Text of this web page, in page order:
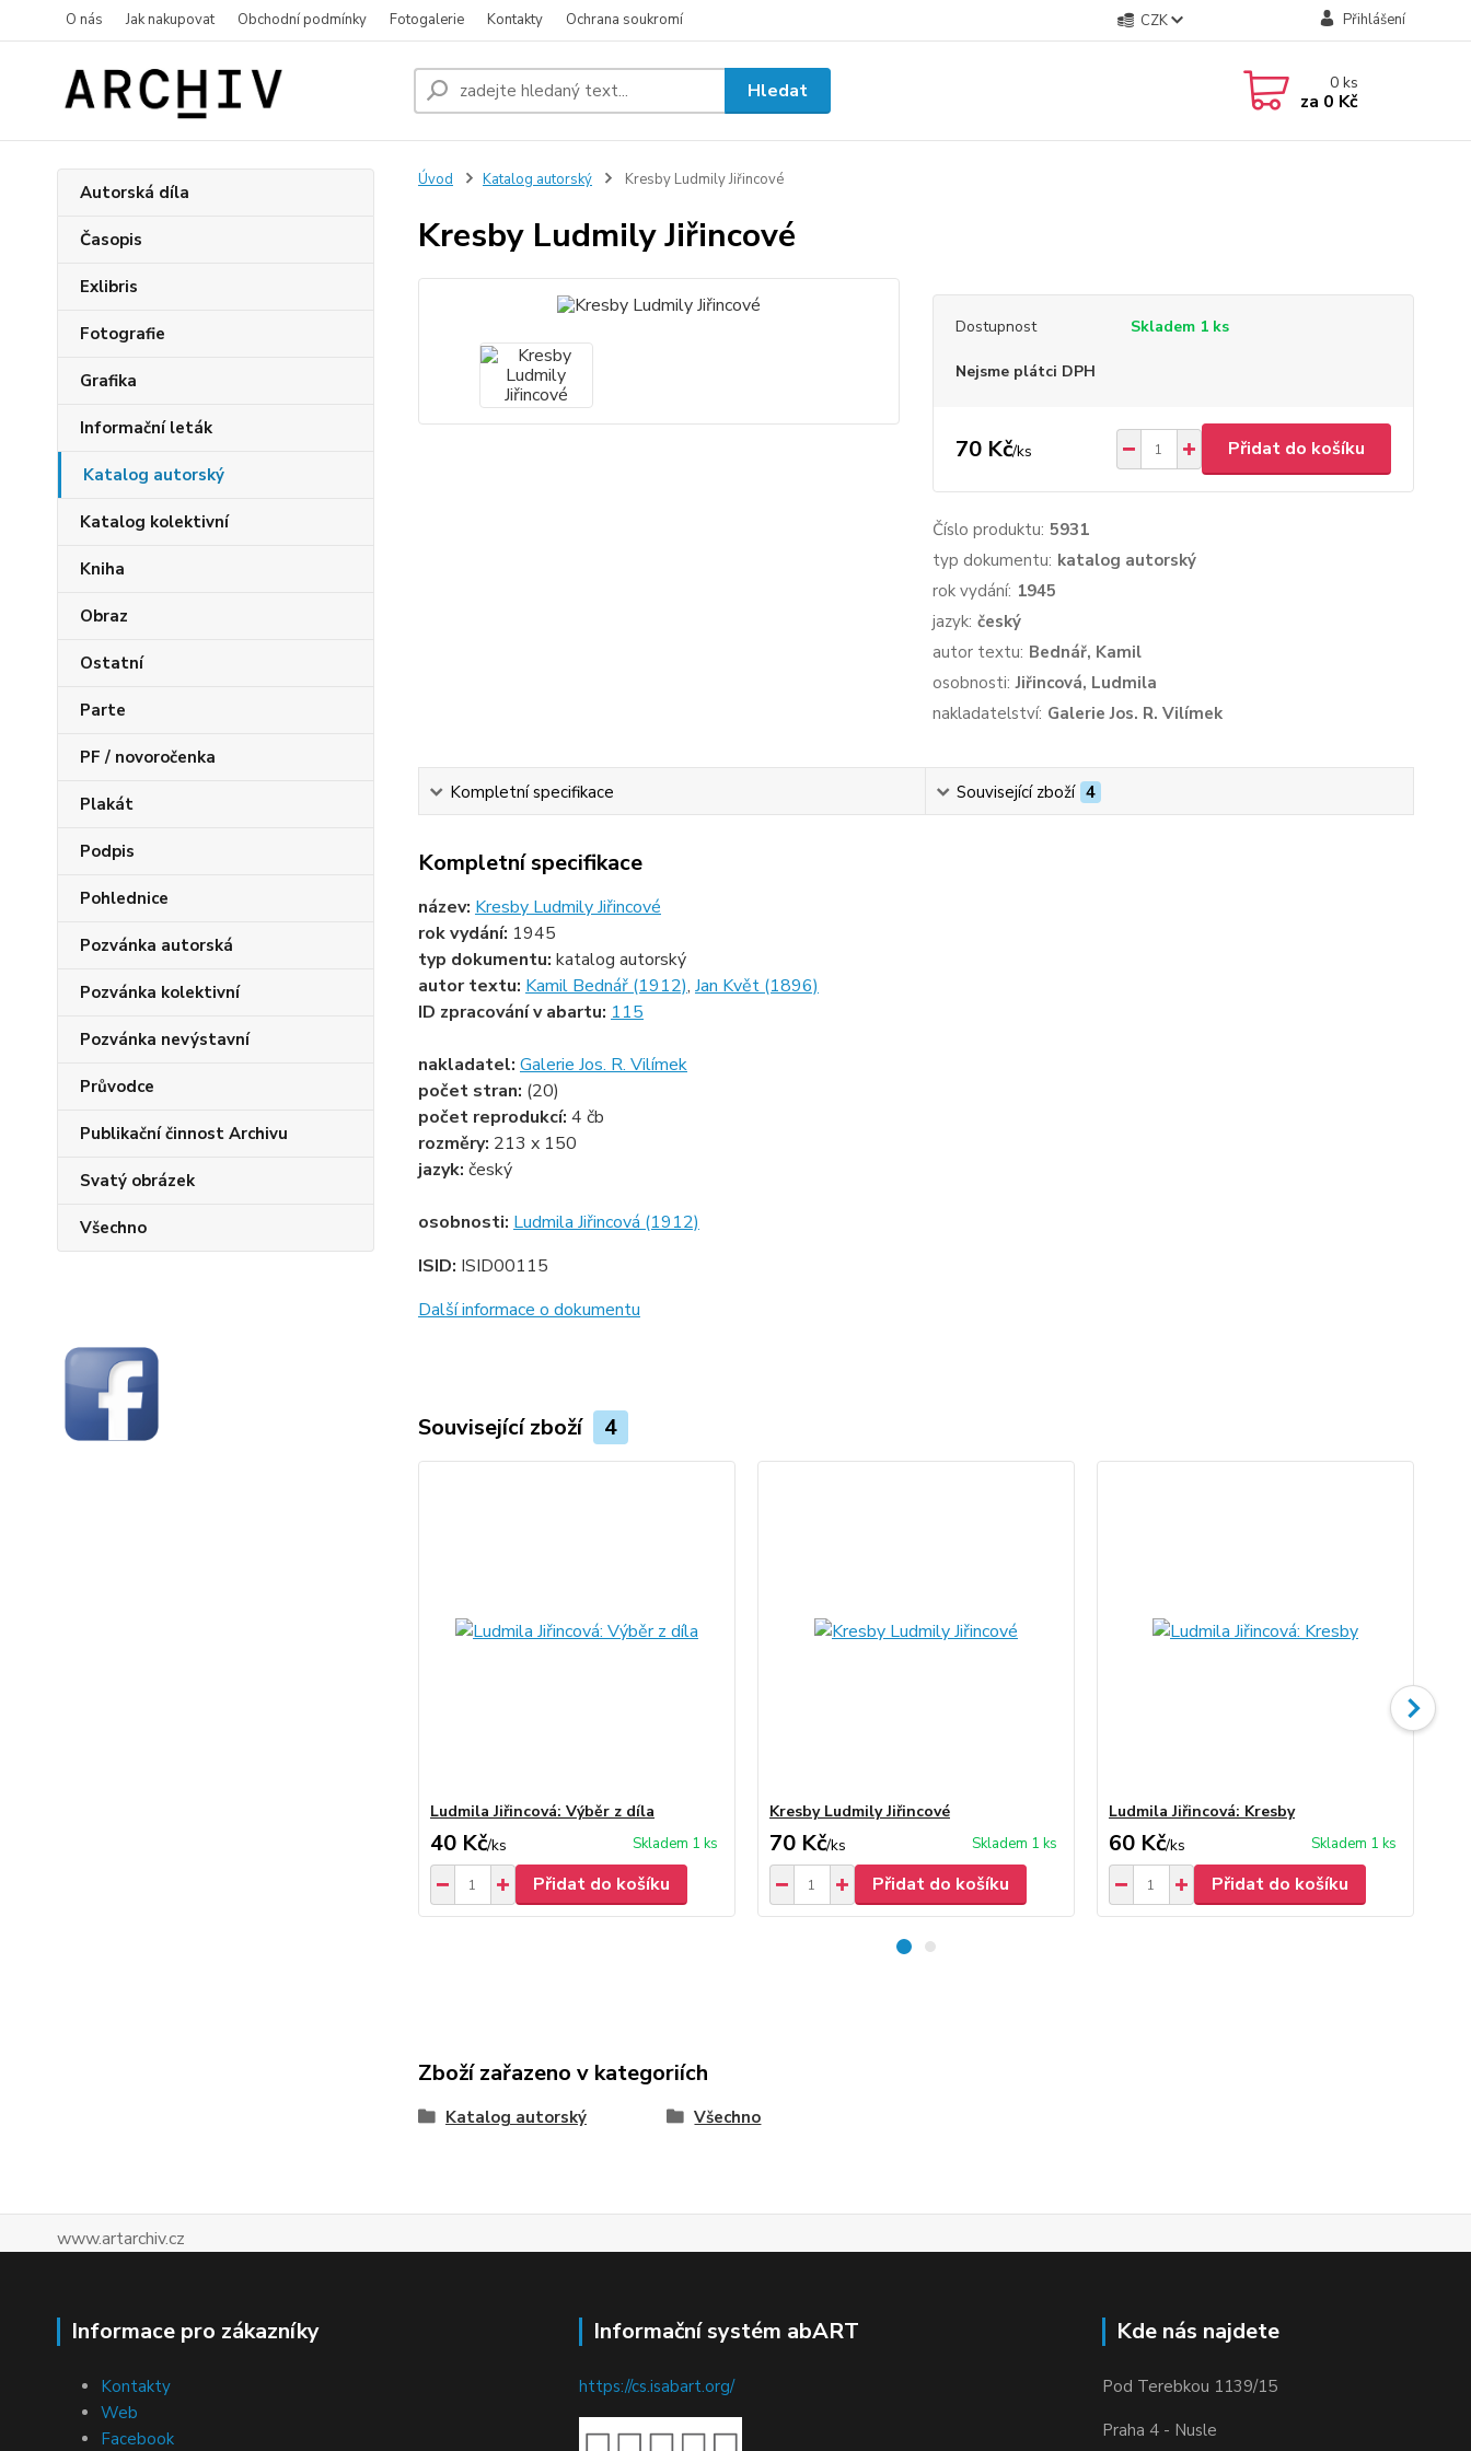
O nás Jak nakupovat Obchodní podmínky Fotogalerie Kontakty Ochrana soukromí CZK Přihlášení
Hledat 0ks
za 0 Kč
Autorská díla
Časopis
Exlibris
Fotografie
Grafika
Informační leták
Katalog autorský
Katalog kolektivní
Kniha
Obraz
Ostatní
Parte
PF / novoročenka
Plakát
Podpis
Pohlednice
Pozvánka autorská
Pozvánka kolektivní
Pozvánka nevýstavní
Průvodce
Publikační činnost Archivu
Svatý obrázek
Všechno
Úvod Katalog autorský Kresby Ludmily Jiřincové
Kresby Ludmily Jiřincové
Dostupnost Skladem 1 ks
Nejsme plátci DPH
70 Kč/ks Přidat do košíku
Číslo produktu: 5931
typ dokumentu: katalog autorský
rok vydání: 1945
jazyk: český
autor textu: Bednář, Kamil
osobnosti: Jiřincová, Ludmila
nakladatelství: Galerie Jos. R. Vilímek
Kompletní specifikace Související zboží 4
Kompletní specifikace
název: Kresby Ludmily Jiřincové
rok vydání: 1945
typ dokumentu: katalog autorský
autor textu: Kamil Bednář (1912), Jan Květ (1896)
ID zpracování v abartu: 115
nakladatel: Galerie Jos. R. Vilímek
počet stran: (20)
počet reprodukcí: 4 čb
rozměry: 213 x 150
jazyk: český
osobnosti: Ludmila Jiřincová (1912)
ISID: ISID00115
Další informace o dokumentu
Související zboží 4
Ludmila Jiřincová: Výběr z díla
40 Kč/ks Skladem 1 ks
Přidat do košíku
Kresby Ludmily Jiřincové
70 Kč/ks Skladem 1 ks
Přidat do košíku
Ludmila Jiřincová: Kresby
60 Kč/ks Skladem 1 ks
Přidat do košíku
Zboží zařazeno v kategoriích
Katalog autorský Všechno
www.artarchiv.cz
Informace pro zákazníky
Kontakty
Web
Facebook
Informační systém abART
https://cs.isabart.org/
Kde nás najdete
Pod Terebkou 1139/15
Praha 4 - Nusle